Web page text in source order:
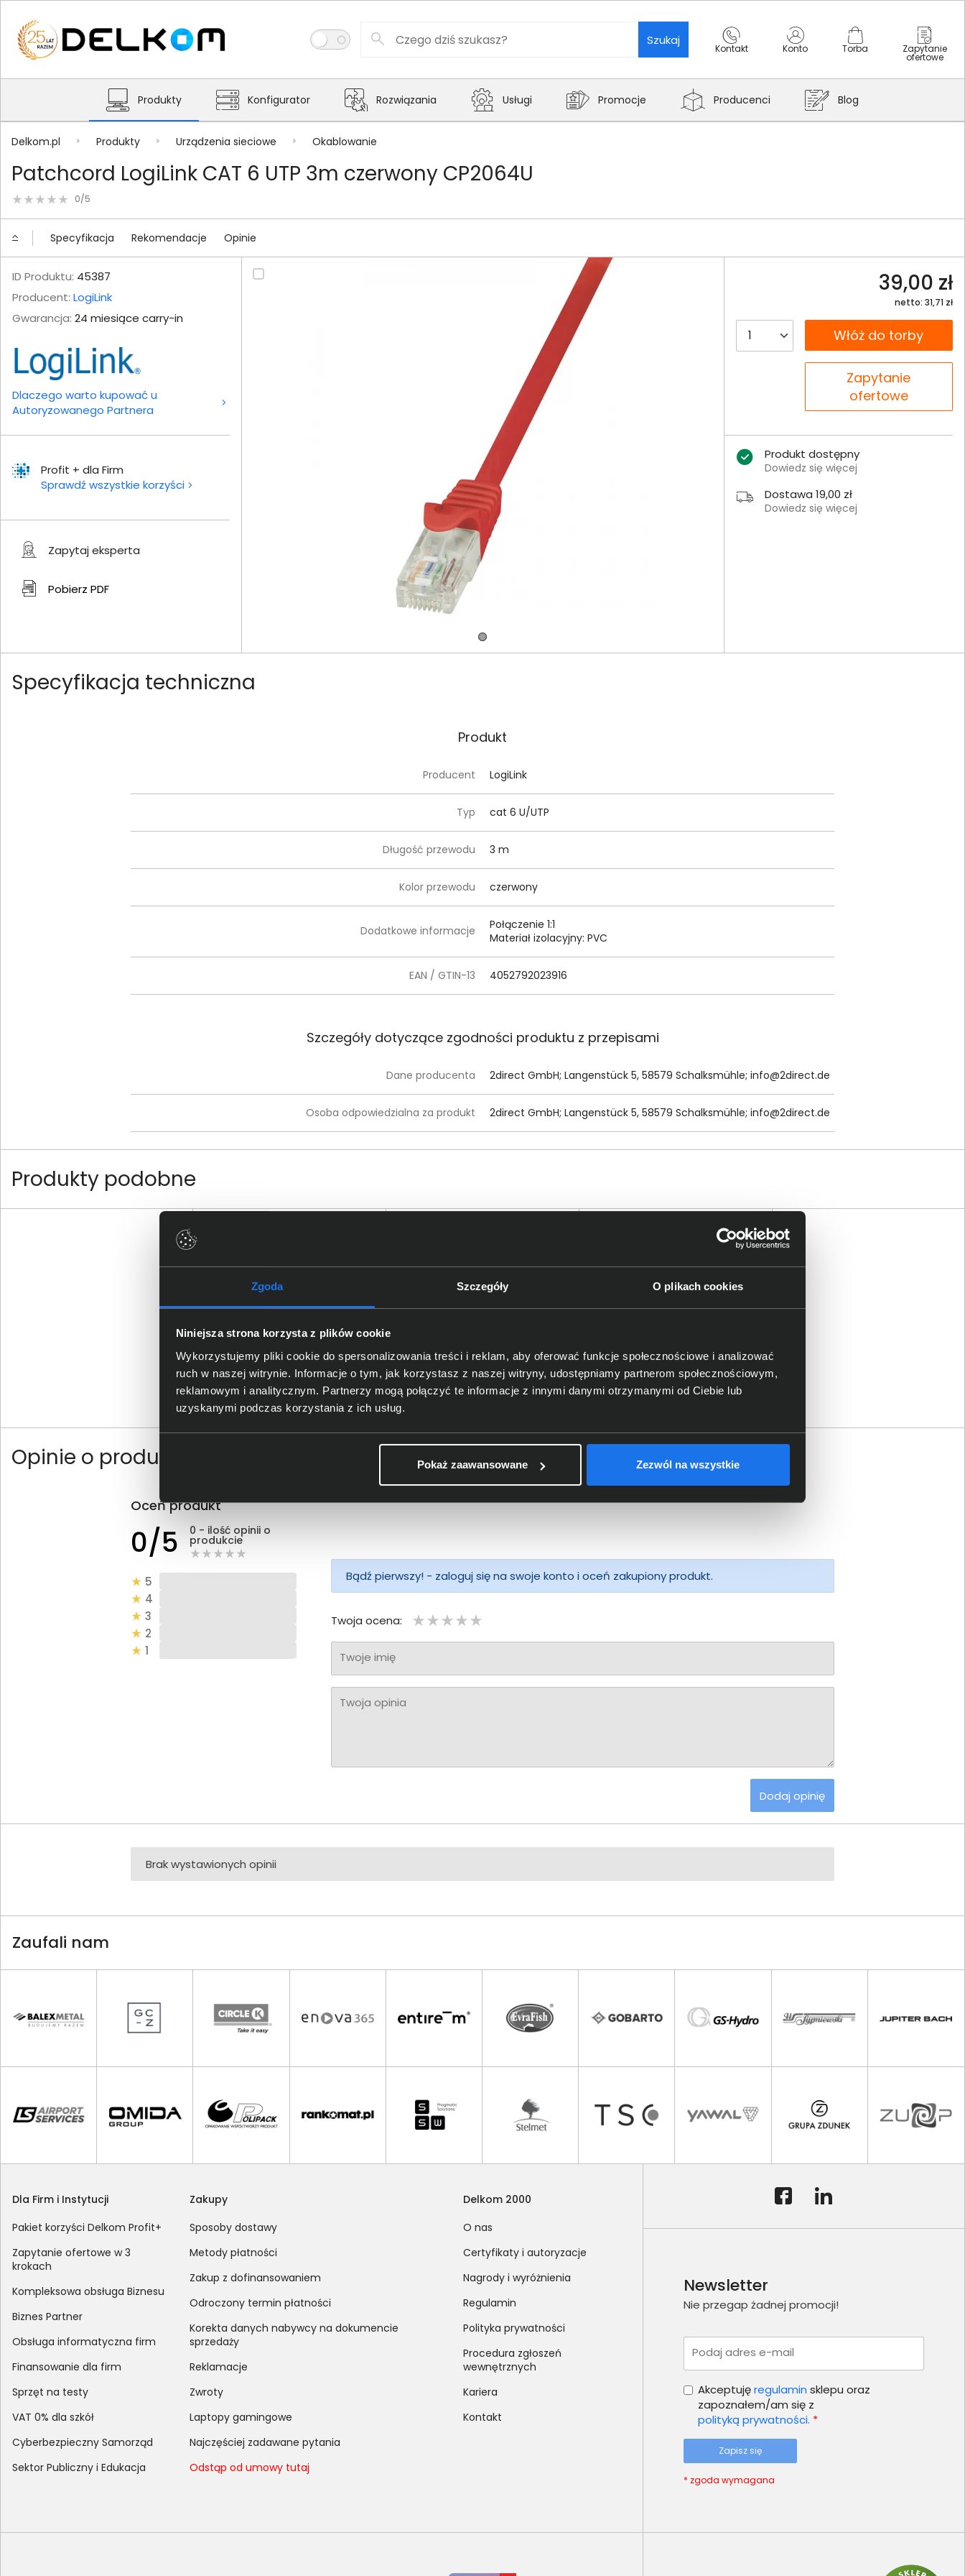
Zgoda Szczegóły O plikach cookies
Niniejsza strona korzysta z plików cookie
Wykorzystujemy pliki cookie do spersonalizowania treści i reklam, aby oferować funkcje społecznościowe i analizować
ruch w naszej witrynie. Informacje o tym, jak korzystasz z naszej witryny, udostępniamy partnerom społecznościowym,
reklamowym i analitycznym. Partnerzy mogą połączyć te informacje z innymi danymi otrzymanymi od Ciebie lub
uzyskanymi podczas korzystania z ich usług.
Pokaż zaawansowane Zezwól na wszystkie
Szukaj
Kontakt Konto Torba Zapytanie
ofertowe
Produkty Konfigurator Rozwiązania Usługi Promocje Producenci Blog
Delkom.pl Produkty Urządzenia sieciowe Okablowanie
Patchcord LogiLink CAT 6 UTP 3m czerwony CP2064U
0/5
Specyfikacja Rekomendacje Opinie
ID Produktu: 45387
Producent: LogiLink
Gwarancja: 24 miesiące carry-in
Dlaczego warto kupować u
Autoryzowanego Partnera
Profit + dla Firm
Sprawdź wszystkie korzyści
Zapytaj eksperta
Pobierz PDF
39,00 zł
netto: 31,71 zł
__B2C.PRODUCT.QUANTITY
__B2C.PRODUCT.QUANTITY
Włóż do torby
Zapytanie
ofertowe
Produkt dostępny
Dowiedz się więcej
Dostawa 19,00 zł
Dowiedz się więcej
Specyfikacja techniczna
Produkt
Producent LogiLink
Typ cat 6 U/UTP
Długość przewodu 3 m
Kolor przewodu czerwony
Dodatkowe informacje
Połączenie 1:1
Materiał izolacyjny: PVC
EAN / GTIN-13 4052792023916
Szczegóły dotyczące zgodności produktu z przepisami
Dane producenta 2direct GmbH; Langenstück 5, 58579 Schalksmühle; info@2direct.de
Osoba odpowiedzialna za produkt 2direct GmbH; Langenstück 5, 58579 Schalksmühle; info@2direct.de
Produkty podobne
Patchcord LogiLink CAT 6 UTP
3m szary CP2062U
39,00 zł
netto: 31,71 zł
3m czarny CP2063U
39,00 zł
netto: 31,71 zł
3m żółty CP2067U
39,00 zł
Opinie o produkcie
Oceń produkt
0/5 0 - ilość opinii o
produkcie
5
4
3
2
1
Bądź pierwszy! - zaloguj się na swoje konto i oceń zakupiony produkt.
Twoja ocena:
Twoje imię
Twoja opinia
Dodaj opinię
Brak wystawionych opinii
Zaufali nam
Dla Firm i Instytucji
Pakiet korzyści Delkom Profit+
Zapytanie ofertowe w 3
krokach
Kompleksowa obsługa Biznesu
Biznes Partner
Obsługa informatyczna firm
Finansowanie dla firm
Sprzęt na testy
VAT 0% dla szkół
Cyberbezpieczny Samorząd
Sektor Publiczny i Edukacja
Zakupy
Sposoby dostawy
Metody płatności
Zakup z dofinansowaniem
Odroczony termin płatności
Korekta danych nabywcy na dokumencie
sprzedaży
Reklamacje
Zwroty
Laptopy gamingowe
Najczęściej zadawane pytania
Odstąp od umowy tutaj
Delkom 2000
O nas
Certyfikaty i autoryzacje
Nagrody i wyróżnienia
Regulamin
Polityka prywatności
Procedura zgłoszeń
wewnętrznych
Kariera
Kontakt
Newsletter
Nie przegap żadnej promocji!
Podaj adres e-mail
Akceptujęregulamin sklepu oraz
zapoznałem/am się z
polityką prywatności. *
Zapisz się
* zgoda wymagana